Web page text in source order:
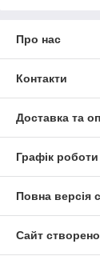
Про нас
Контакти
Доставка та
Графік роботи
Повна версія
Сайт